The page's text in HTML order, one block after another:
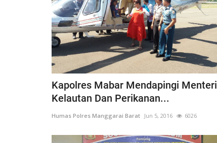
Kapolres Mabar Mendapingi Menteri
Kelautan Dan Perikanan...
Humas Polres Manggarai Barat Jun 5, 2016 6026